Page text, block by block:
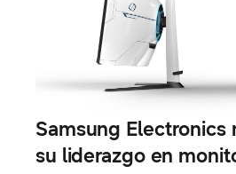
Samsung Electronics
su liderazgo en monitores con